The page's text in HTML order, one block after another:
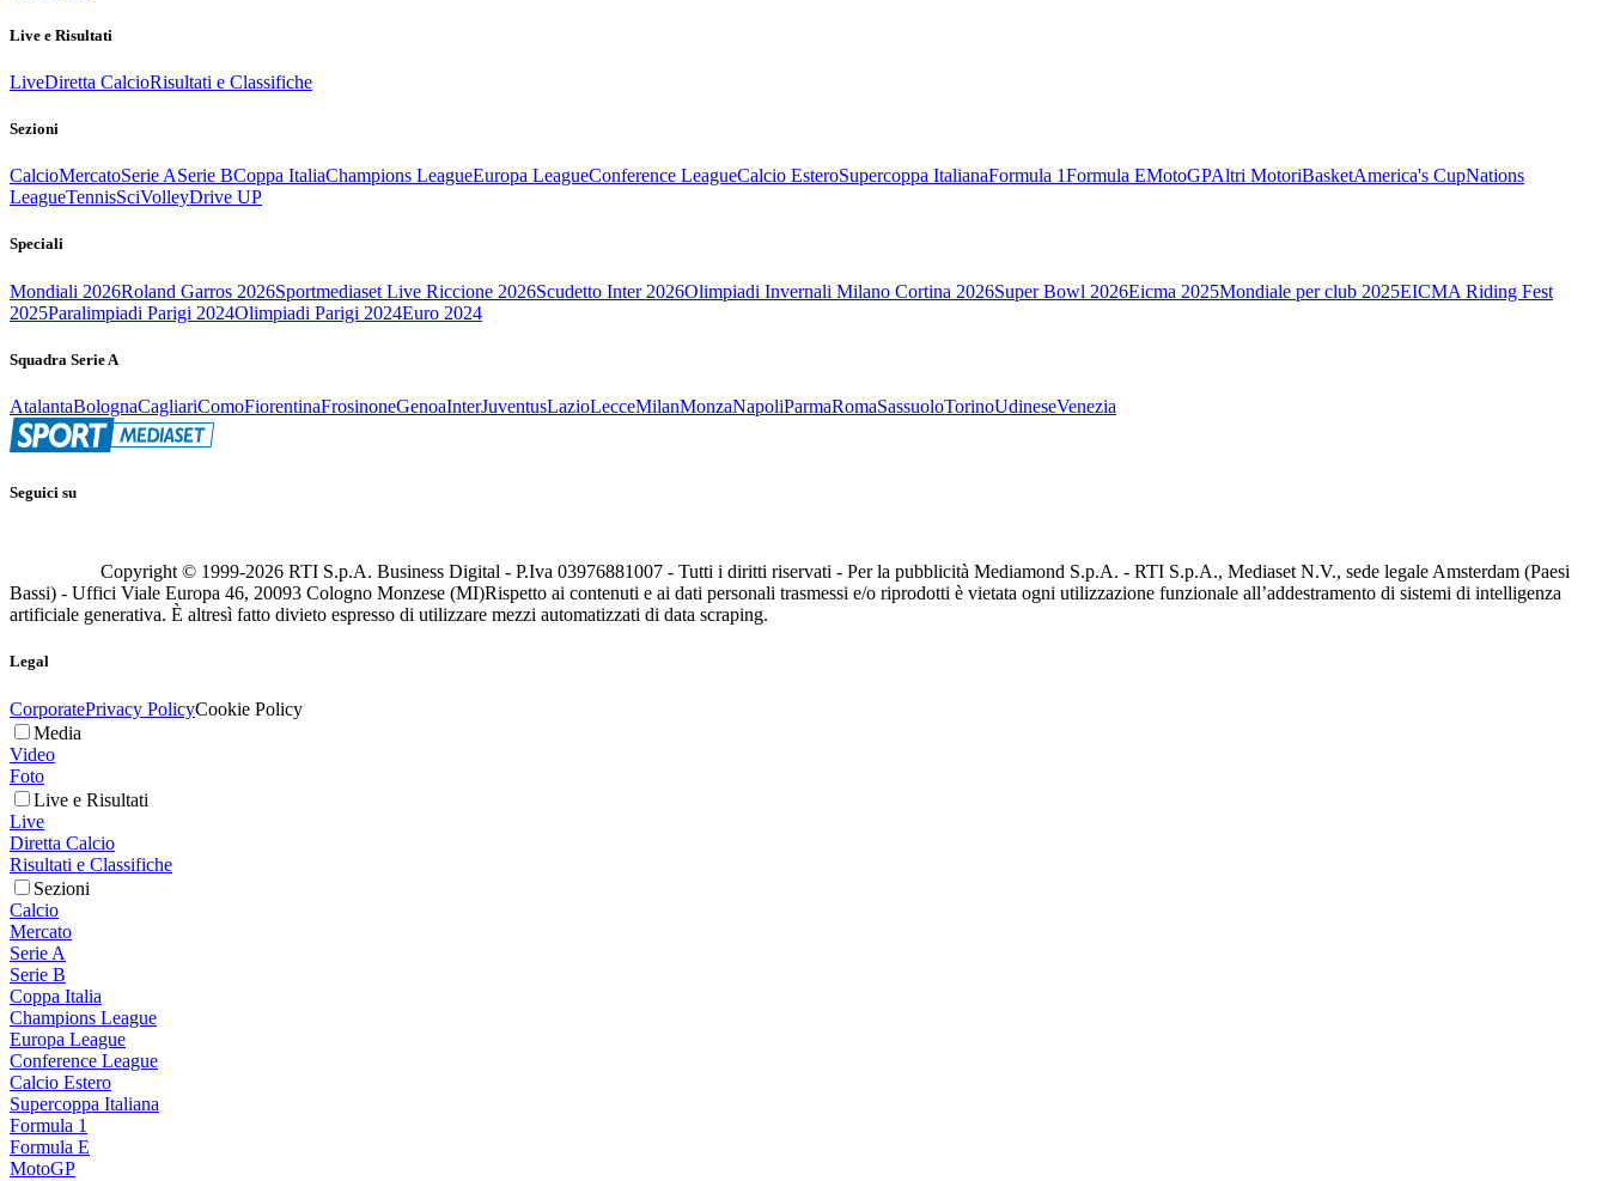
Live e Risultati
LiveDiretta CalcioRisultati e Classifiche
Sezioni
CalcioMercatoSerie ASerie BCoppa ItaliaChampions LeagueEuropa LeagueConference LeagueCalcio EsteroSupercoppa ItalianaFormula 1Formula EMotoGPAltri MotoriBasketAmerica's CupNations
LeagueTennisSciVolleyDrive UP
Speciali
Mondiali 2026Roland Garros 2026Sportmediaset Live Riccione 2026Scudetto Inter 2026Olimpiadi Invernali Milano Cortina 2026Super Bowl 2026Eicma 2025Mondiale per club 2025EICMA Riding Fest
2025Paralimpiadi Parigi 2024Olimpiadi Parigi 2024Euro 2024
Squadra Serie A
AtalantaBolognaCagliariComoFiorentinaFrosinoneGenoaInterJuventusLazioLecceMilanMonzaNapoliParmaRomaSassuoloTorinoUdineseVenezia
Seguici su
Copyright © 1999-2026 RTI S.p.A. Business Digital - P.Iva 03976881007 - Tutti i diritti riservati - Per la pubblicità Mediamond S.p.A. - RTI S.p.A., Mediaset N.V., sede legale Amsterdam (Paesi
Bassi) - Uffici Viale Europa 46, 20093 Cologno Monzese (MI)Rispetto ai contenuti e ai dati personali trasmessi e/o riprodotti è vietata ogni utilizzazione funzionale all’addestramento di sistemi di intelligenza
artificiale generativa. È altresì fatto divieto espresso di utilizzare mezzi automatizzati di data scraping.
Legal
CorporatePrivacy PolicyCookie Policy
Media
Video
Foto
Live e Risultati
Live
Diretta Calcio
Risultati e Classifiche
Sezioni
Calcio
Mercato
Serie A
Serie B
Coppa Italia
Champions League
Europa League
Conference League
Calcio Estero
Supercoppa Italiana
Formula 1
Formula E
MotoGP